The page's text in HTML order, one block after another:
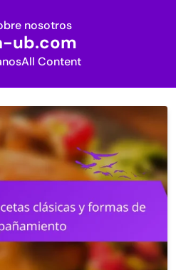
nosotros
ub.com
All Content